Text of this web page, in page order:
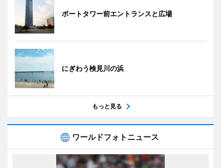
ポートタワー前エントランスと広場
にぎわう検見川の浜
もっと見る
ワールドフォトニュース